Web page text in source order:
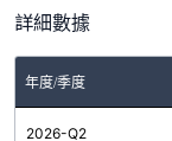
詳細數據
年度/季度
2026-Q2